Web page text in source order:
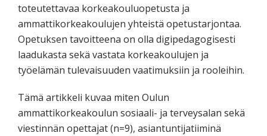
toteutettavaa korkeakouluopetusta ja
ammattikorkeakoulujen yhteistä opetustarjontaa.
Opetuksen tavoitteena on olla digipedagogisesti
laadukasta sekä vastata korkeakoulujen ja
työelämän tulevaisuuden vaatimuksiin ja rooleihin.
Tämä artikkeli kuvaa miten Oulun
ammattikorkeakoulun sosiaali- ja terveysalan sekä
viestinnän opettajat (n=9), asiantuntijatiiminä